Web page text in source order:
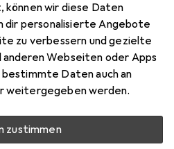
können wir diese Daten
dir personalisierte Angebote
zu verbessern und gezielte
anderen Webseiten oder Apps
bestimmte Daten auch an
weitergegeben werden.
zustimmen
Marke
Mehr von Silhouette
Lieferanten
genaue Lieferzeit